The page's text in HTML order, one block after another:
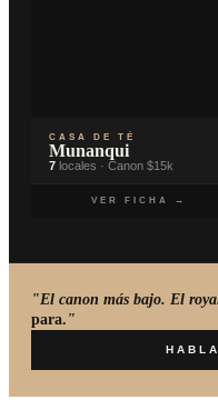
CASA DE TÉ
Munanqui
7 locales · Canon $15k
VER FICHA →
"El canon más bajo. El
para. "